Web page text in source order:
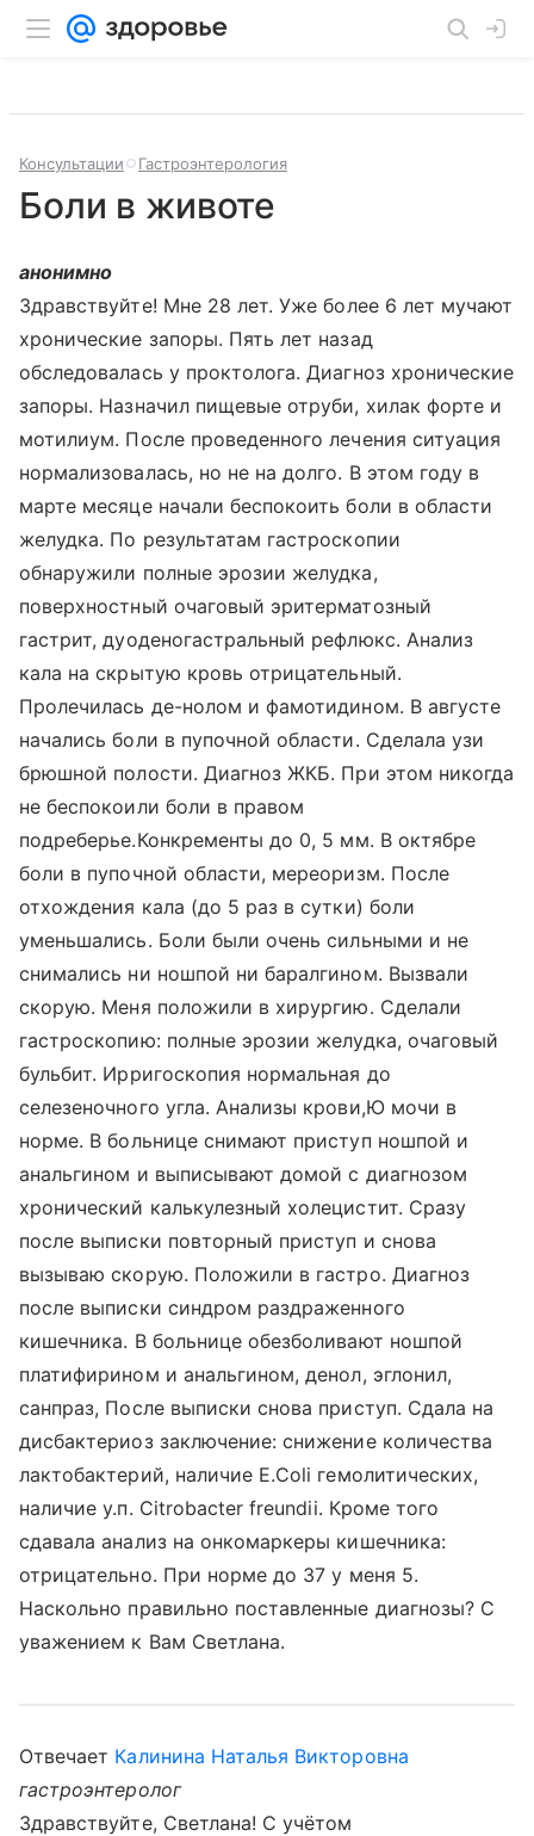
Консультации Гастроэнтерология
Боли в животе
анонимно
Здравствуйте! Мне 28 лет. Уже более 6 лет мучают
хронические запоры. Пять лет назад
обследовалась у проктолога. Диагноз хронические
запоры. Назначил пищевые отруби, хилак форте и
мотилиум. После проведенного лечения ситуация
нормализовалась, но не на долго. В этом году в
марте месяце начали беспокоить боли в области
желудка. По результатам гастроскопии
обнаружили полные эрозии желудка,
поверхностный очаговый эритерматозный
гастрит, дуоденогастральный рефлюкс. Анализ
кала на скрытую кровь отрицательный.
Пролечилась де-нолом и фамотидином. В августе
начались боли в пупочной области. Сделала узи
брюшной полости. Диагноз ЖКБ. При этом никогда
не беспокоили боли в правом
подреберье.Конкременты до 0, 5 мм. В октябре
боли в пупочной области, мереоризм. После
отхождения кала (до 5 раз в сутки) боли
уменьшались. Боли были очень сильными и не
снимались ни ношпой ни баралгином. Вызвали
скорую. Меня положили в хирургию. Сделали
гастроскопию: полные эрозии желудка, очаговый
бульбит. Ирригоскопия нормальная до
селезеночного угла. Анализы крови,Ю мочи в
норме. В больнице снимают приступ ношпой и
анальгином и выписывают домой с диагнозом
хронический калькулезный холецистит. Сразу
после выписки повторный приступ и снова
вызываю скорую. Положили в гастро. Диагноз
после выписки синдром раздраженного
кишечника. В больнице обезболивают ношпой
платифирином и анальгином, денол, эглонил,
санпраз, После выписки снова приступ. Сдала на
дисбактериоз заключение: снижение количества
лактобактерий, наличие E.Coli гемолитических,
наличие у.п. Citrobacter freundii. Кроме того
сдавала анализ на онкомаркеры кишечника:
отрицательно. При норме до 37 у меня 5.
Наскольно правильно поставленные диагнозы? С
уважением к Вам Светлана.
Отвечает Калинина Наталья Викторовна
гастроэнтеролог
Здравствуйте, Светлана! С учётом